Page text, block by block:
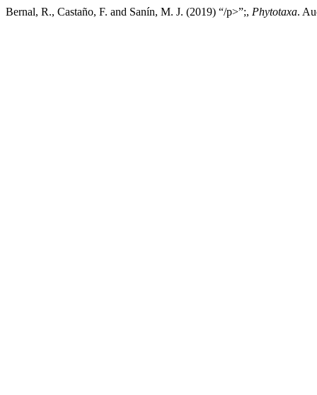
Bernal, R., Castaño, F. and Sanín, M. J. (2019) “/p>”;, Phytotaxa.